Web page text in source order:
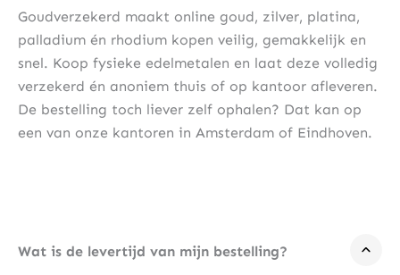
Goudverzekerd maakt online goud, zilver, platina,
palladium én rhodium kopen veilig, gemakkelijk en
snel. Koop fysieke edelmetalen en laat deze volledig
verzekerd én anoniem thuis of op kantoor afleveren.
De bestelling toch liever zelf ophalen? Dat kan op
een van onze kantoren in Amsterdam of Eindhoven.
Wat is de levertijd van mijn bestelling?